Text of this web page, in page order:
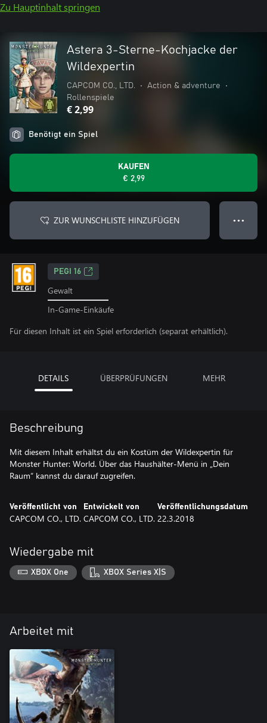
Zu Hauptinhalt springen
Astera 3-Sterne-Kochjacke der
Wildexpertin
CAPCOM CO., LTD. • Action & adventure
•
Rollenspiele
€ 2,99
Benötigt ein Spiel
KAUFEN
€ 2,99
ZUR WUNSCHLISTE HINZUFÜGEN ● ● ●
PEGI 16
Gewalt
In-Game-Einkäufe
Für diesen Inhalt ist ein Spiel erforderlich (separat erhältlich).
DETAILS ÜBERPRÜFUNGEN MEHR
Beschreibung
Mit diesem Inhalt erhältst du ein Kostüm der Wildexpertin für
Monster Hunter: World. Über das Haushälter-Menü in „Dein
Raum“ kannst du darauf zugreifen.
Veröffentlicht von
CAPCOM CO., LTD.
Entwickelt von
CAPCOM CO., LTD.
Veröffentlichungsdatum
22.3.2018
Wiedergabe mit
XBOX One XBOX Series X|S
Arbeitet mit